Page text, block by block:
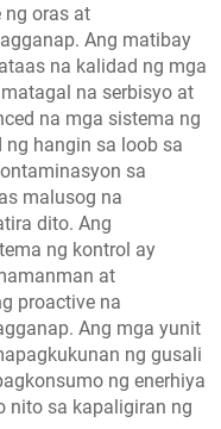
ng oras at
Ang matibay
na kalidad ng mga
na serbisyo at
na mga sistema ng
hangin sa loob sa
sa
malusog na
dito. Ang
ng kontrol ay
at
proactive na
Ang mga yunit
ng gusali
ng enerhiya
nito sa kapaligiran ng